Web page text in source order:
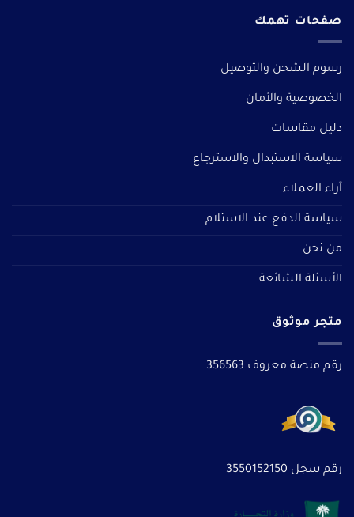
صفحات تهمك
رسوم الشحن والتوصيل
الخصوصية والأمان
دليل مقاسات
سياسة الاستبدال والاسترجاع
آراء العملاء
سياسة الدفع عند الاستلام
من نحن
الأسئلة الشائعة
متجر موثوق
رقم منصة معروف 356563
رقم سجل 3550152150